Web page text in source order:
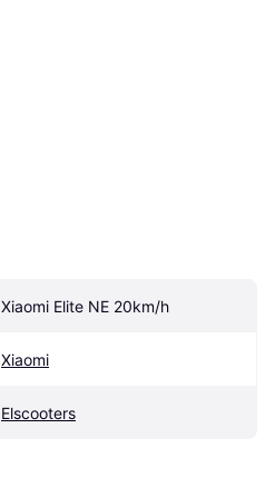
Xiaomi Elite NE 20km/h
Xiaomi
Elscooters